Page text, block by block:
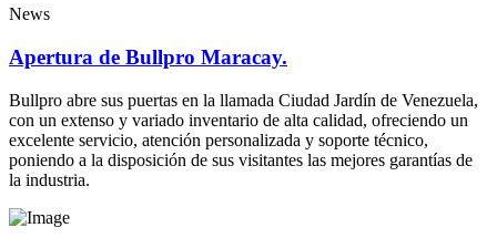
News
Apertura de Bullpro Maracay.
Bullpro abre sus puertas en la llamada Ciudad Jardín de Venezuela,
con un extenso y variado inventario de alta calidad, ofreciendo un
excelente servicio, atención personalizada y soporte técnico,
poniendo a la disposición de sus visitantes las mejores garantías de
la industria.